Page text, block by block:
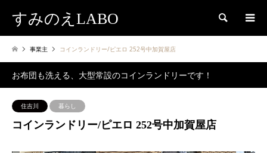
すみのえLABO 検索
事業主 コインランドリー/ピエロ 252号中加賀屋店
お布団も洗える、大型常設のコインランドリーです！
住吉川 暮らし
コインランドリー/ピエロ 252号中加賀屋店